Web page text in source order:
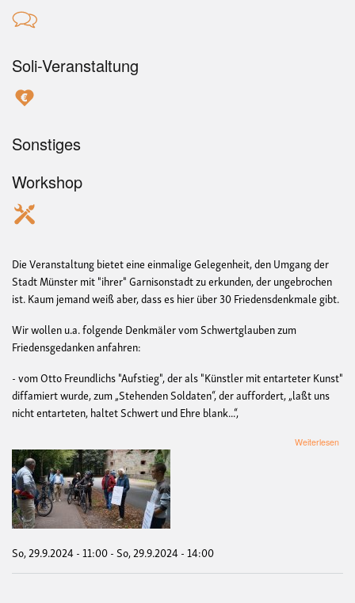
Soli-Veranstaltung
Sonstiges
Workshop
Die Veranstaltung bietet eine einmalige Gelegenheit, den Umgang der
Stadt Münster mit "ihrer" Garnisonstadt zu erkunden, der ungebrochen
ist. Kaum jemand weiß aber, dass es hier über 30 Friedensdenkmale gibt.
Wir wollen u.a. folgende Denkmäler vom Schwertglauben zum
Friedensgedanken anfahren:
- vom Otto Freundlichs "Aufstieg", der als "Künstler mit entarteter Kunst"
diffamiert wurde, zum „Stehenden Soldaten“, der auffordert, „laßt uns
nicht entarteten, haltet Schwert und Ehre blank...“,
Weiterlesen
So, 29.9.2024 - 11:00-So, 29.9.2024 - 14:00